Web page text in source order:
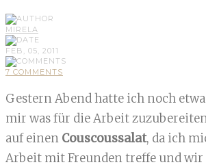
MIRELA
FEB, 05, 2011
7 COMMENTS
Gestern Abend hatte ich noch
mir was für die Arbeit
auf einen Couscoussalat, da ich
Arbeit mit Freunden treffe und wir